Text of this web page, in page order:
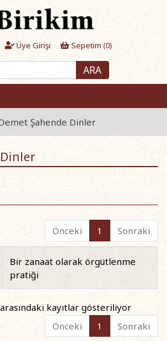
Üye Girişi Sepetim (0)
ARA
Şahende Dinler
Önceki 1 Sonraki
Bir zanaat olarak örgütlenme
pratiği
kayıtlar gösteriliyor
Önceki
1 Sonraki